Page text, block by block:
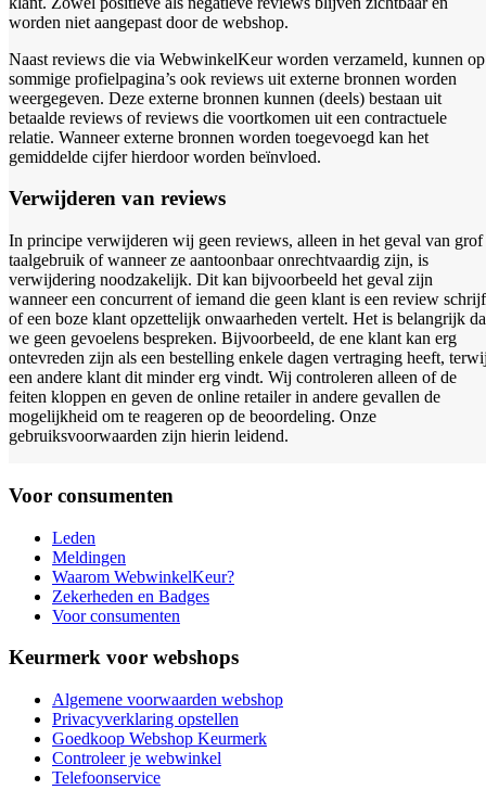
worden niet aangepast door de webshop.
Naast reviews die via WebwinkelKeur worden verzameld, kunnen op
sommige profielpagina’s ook reviews uit externe bronnen worden
weergegeven. Deze externe bronnen kunnen (deels) bestaan uit
betaalde reviews of reviews die voortkomen uit een contractuele
relatie. Wanneer externe bronnen worden toegevoegd kan het
gemiddelde cijfer hierdoor worden beïnvloed.
Verwijderen van reviews
In principe verwijderen wij geen reviews, alleen in het geval van grof
taalgebruik of wanneer ze aantoonbaar onrechtvaardig zijn, is
verwijdering noodzakelijk. Dit kan bijvoorbeeld het geval zijn
wanneer een concurrent of iemand die geen klant is een review
of een boze klant opzettelijk onwaarheden vertelt. Het is belangrijk
we geen gevoelens bespreken. Bijvoorbeeld, de ene klant kan erg
ontevreden zijn als een bestelling enkele dagen vertraging heeft,
een andere klant dit minder erg vindt. Wij controleren alleen of de
feiten kloppen en geven de online retailer in andere gevallen de
mogelijkheid om te reageren op de beoordeling. Onze
gebruiksvoorwaarden zijn hierin leidend.
Voor consumenten
Leden
Meldingen
Waarom WebwinkelKeur?
Zekerheden en Badges
Voor consumenten
Keurmerk voor webshops
Algemene voorwaarden webshop
Privacyverklaring opstellen
Goedkoop Webshop Keurmerk
Controleer je webwinkel
Telefoonservice